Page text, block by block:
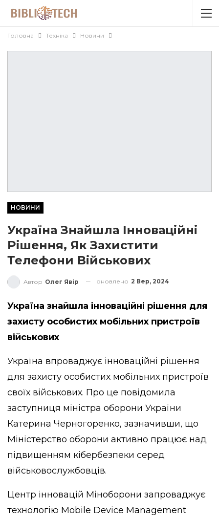
Головна Техніка Новини
НОВИНИ
Україна Знайшла Інноваційні
Рішення, Як Захистити
Телефони Військових
Автор Олег Явір оновлено 2 Вер, 2024
Україна знайшла інноваційні рішення для
захисту особистих мобільних пристроїв
військових
Україна впроваджує інноваційні рішення
для захисту особистих мобільних пристроїв
своїх військових. Про це повідомила
заступниця міністра оборони України
Катерина Черногоренко, зазначивши, що
Міністерство оборони активно працює над
підвищенням кібербезпеки серед
військовослужбовців.
Центр інновацій Міноборони запроваджує
технологію Mobile Device Management